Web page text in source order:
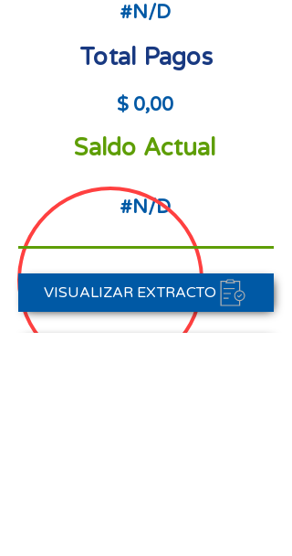
#N/D
Total Pagos
$ 0,00
Saldo Actual
#N/D
VISUALIZAR EXTRACTO